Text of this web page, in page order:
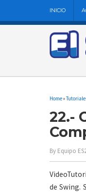
INICIO
Home»
22.-
By Equipo
de Swing.